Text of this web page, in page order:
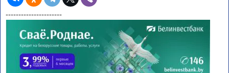
----------------------